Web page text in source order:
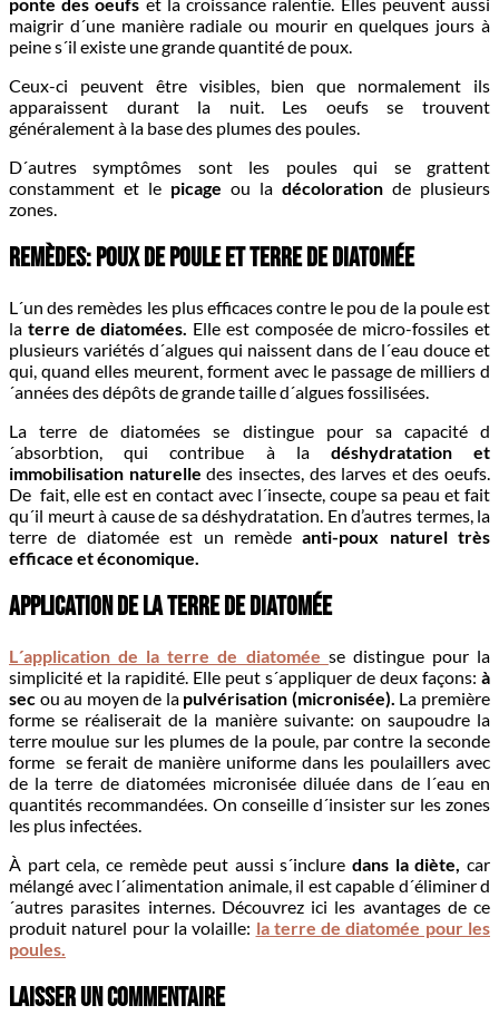
ponte des oeufs et la croissance ralentie. Elles peuvent aussi
maigrir d´une manière radiale ou mourir en quelques jours à
peine s´il existe une grande quantité de poux.
Ceux-ci peuvent être visibles, bien que normalement ils
apparaissent durant la nuit. Les oeufs se trouvent
généralement à la base des plumes des poules.
D´autres symptômes sont les poules qui se grattent
constamment et le picage ou la décoloration de plusieurs
zones.
Remèdes: poux de poule et terre de diatomée
L´un des remèdes les plus efficaces contre le pou de la poule est
la terre de diatomées. Elle est composée de micro-fossiles et
plusieurs variétés d´algues qui naissent dans de l´eau douce et
qui, quand elles meurent, forment avec le passage de milliers d
´années des dépôts de grande taille d´algues fossilisées.
La terre de diatomées se distingue pour sa capacité d
´absorbtion, qui contribue à la déshydratation et
immobilisation naturelledes insectes, des larves et des oeufs.
De fait, elle est en contact avec l´insecte, coupe sa peau et fait
qu´il meurt à cause de sa déshydratation. En d’autres termes, la
terre de diatomée est un remèdeanti-poux naturel très
efficace et économique.
Application de la terre de diatomée
L´application de la terre de diatomée se distingue pour la
simplicité et la rapidité. Elle peut s´appliquer de deux façons: à
sec ou au moyen de la pulvérisation (micronisée). La première
forme se réaliserait de la manière suivante: on saupoudre la
terre moulue sur les plumes de la poule, par contre la seconde
forme se ferait de manière uniforme dans les poulaillers avec
de la terre de diatomées micronisée diluée dans de l´eau en
quantités recommandées. On conseille d´insister sur les zones
les plus infectées.
À part cela, ce remède peut aussi s´incluredans la diète,car
mélangé avec l´alimentation animale, il est capable d´éliminer d
´autres parasites internes. Découvrez ici les avantages de ce
produit naturel pour la volaille: la terre de diatomée pour les
poules.
Laisser un commentaire